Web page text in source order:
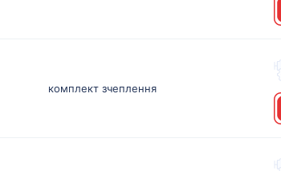
комплект зчеплення